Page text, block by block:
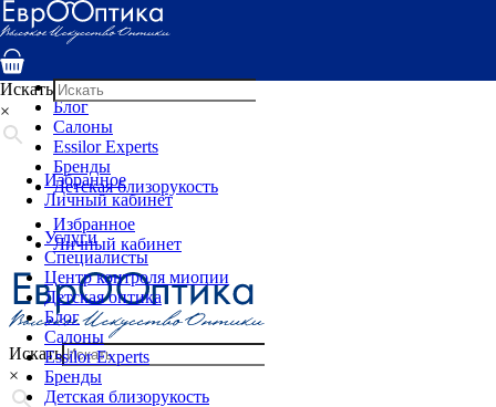
Услуги
Специалисты
Детская оптика
Блог
Салоны
Essilor Experts
Бренды
Детская близорукость
Избранное
Личный кабинет
Искать
×
Искать
×
Избранное
Личный кабинет
Услуги
Специалисты
Центр контроля миопии
Детская оптика
Блог
Салоны
Essilor Experts
Бренды
Детская близорукость